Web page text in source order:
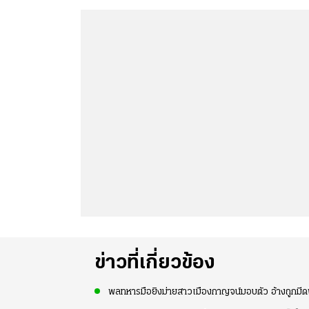
ข่าวที่เกี่ยวข้อง
พลทหารมือยิงม่ายสาวเมืองกาญจน์มอบตัว อ้างถูกมี